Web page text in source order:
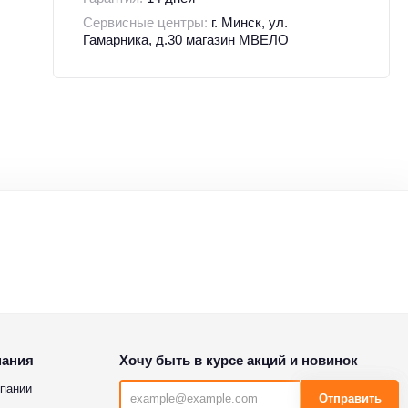
Сервисные центры: г. Минск, ул.
Гамарника, д.30 магазин МВЕЛО
Хочу быть в курсе акций и новинок
Отправить